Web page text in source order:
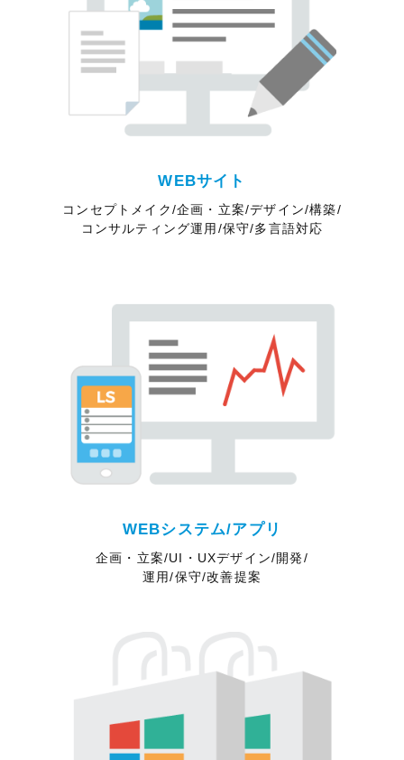
WEBサイト
コンセプトメイク/企画・立案/デザイン/構築/
コンサルティング運用/保守/多言語対応
WEBシステム/アプリ
企画・立案/UI・UXデザイン/開発/
運用/保守/改善提案